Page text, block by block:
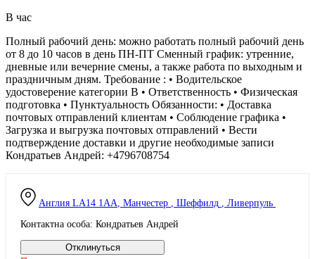
В час
Англия LA14 1AA Манчестер Шеффилд
Ливерпуль
Контактна особа: Кондратьев Андрей
Отклинуться
Полный рабочий день: можно работать полный рабочий день
от 8 до 10 часов в день ПН-ПТ Сменный график: утренние,
дневные или вечерние смены, а также работа по выходным и
праздничным дням. Требование : • Водительское
удостоверение категории В • Ответственность • Физическая
подготовка • Пунктуальность Обязанности: • Доставка
почтовых отправлений клиентам • Соблюдение графика •
Загрузка и выгрузка почтовых отправлений • Вести
подтверждение доставки и другие необходимые записи
Кондратьев Андрей: +4796708754